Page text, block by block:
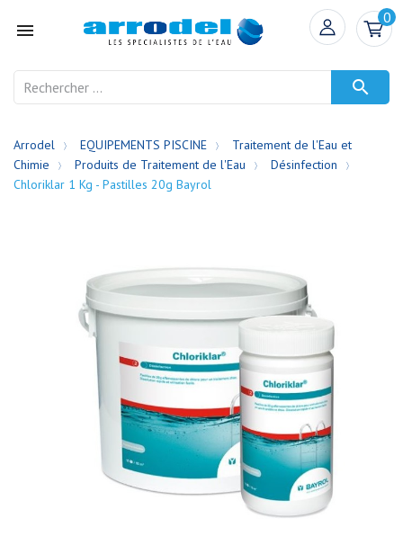

0

Arrodel EQUIPEMENTS PISCINE
Traitement de l'Eau et
Chimie
Produits de Traitement de l'Eau
Désinfection
Chloriklar 1 Kg - Pastilles 20g Bayrol